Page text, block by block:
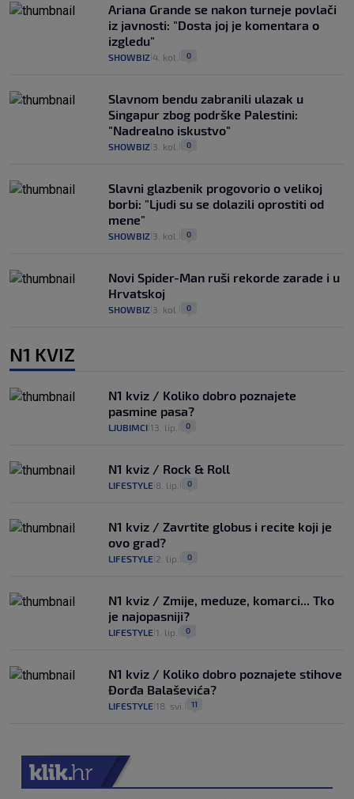
Ariana Grande se nakon turneje povlači
iz javnosti: "Dosta joj je komentara o
izgledu"
SHOWBIZ 4. kol. 0
Slavnom bendu zabranili ulazak u
Singapur zbog podrške Palestini:
"Nadrealno iskustvo"
SHOWBIZ 3. kol. 0
Slavni glazbenik progovorio o velikoj
borbi: "Ljudi su se dolazili oprostiti od
mene"
SHOWBIZ 3. kol. 0
Novi Spider-Man ruši rekorde zarade i u
Hrvatskoj
SHOWBIZ 3. kol. 0
N1 KVIZ
N1 kviz / Koliko dobro poznajete
pasmine pasa?
LJUBIMCI 13. lip. 0
N1 kviz / Rock & Roll
LIFESTYLE 8. lip. 0
N1 kviz / Zavrtite globus i recite koji je
ovo grad?
LIFESTYLE 2. lip. 0
N1 kviz / Zmije, meduze, komarci... Tko
je najopasniji?
LIFESTYLE 1. lip. 0
N1 kviz / Koliko dobro poznajete stihove
Đorđa Balaševića?
LIFESTYLE 18. svi. 11